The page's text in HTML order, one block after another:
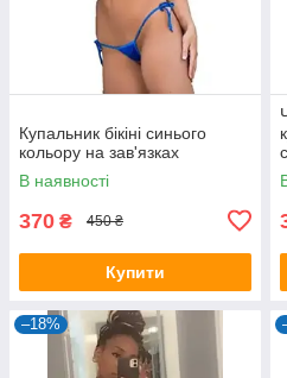
Купальник бікіні синього
кольору на зав'язках
В наявності
370 ₴ 450 ₴
Купити
–18%